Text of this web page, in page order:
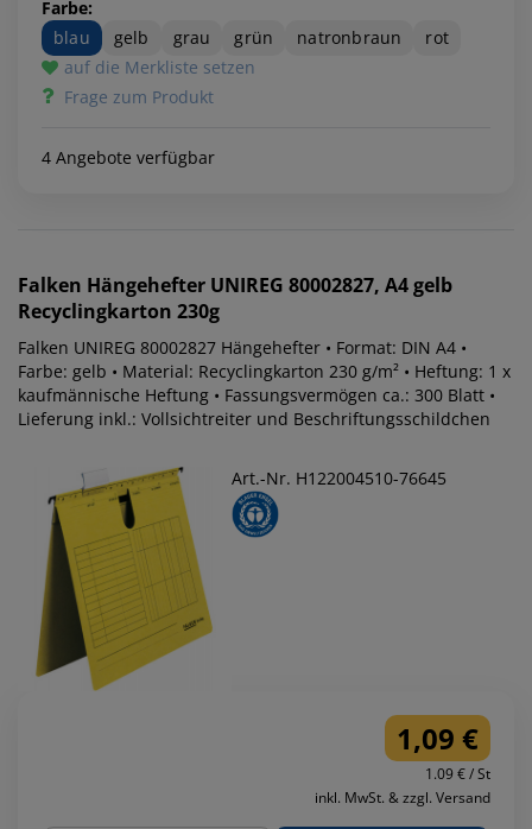
Farbe:
blau
gelb grau grün natronbraun
rot
auf die Merkliste setzen
Frage zum Produkt
4 Angebote verfügbar
Falken Hängehefter UNIREG 80002827, A4 gelb
Recyclingkarton 230g
Falken UNIREG 80002827 Hängehefter • Format: DIN A4 •
Farbe: gelb • Material: Recyclingkarton 230 g/m² • Heftung: 1 x
kaufmännische Heftung • Fassungsvermögen ca.: 300 Blatt •
Lieferung inkl.: Vollsichtreiter und Beschriftungsschildchen
Art.-Nr. H122004510-76645
1,09 €
1.09 € / St
inkl. MwSt. & zzgl. Versand